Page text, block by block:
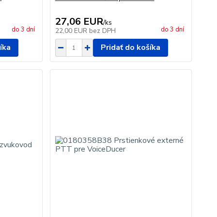
do 3 dní
27,06 EUR/ks
22,00 EUR bez DPH do 3 dní
Pridať do košíka